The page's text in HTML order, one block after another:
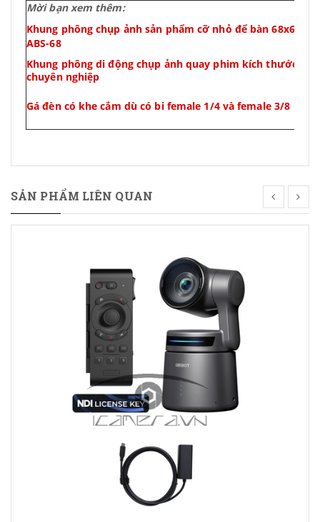
Mời bạn xem thêm:
Khung phông chụp ảnh sản phẩm cỡ nhỏ để bàn 68x68
ABS-68
Khung phông di động chụp ảnh quay phim kích thước
chuyên nghiệp
Gá đèn có khe cắm dù có bi female 1/4 và female 3/8
SẢN PHẨM LIÊN QUAN